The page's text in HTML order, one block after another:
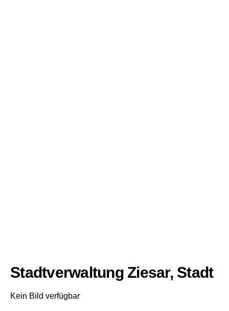
Stadtverwaltung Ziesar, Stadt
Kein Bild verfügbar